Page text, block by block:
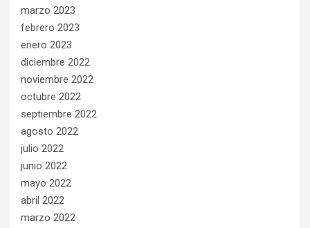
marzo 2023
febrero 2023
enero 2023
diciembre 2022
noviembre 2022
octubre 2022
septiembre 2022
agosto 2022
julio 2022
junio 2022
mayo 2022
abril 2022
marzo 2022